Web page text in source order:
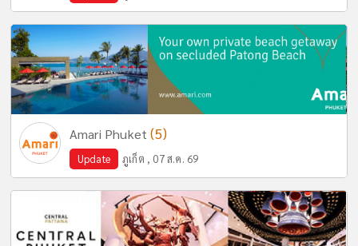
Amari Phuket(5)
Update ภูเก็ต , 07 ส.ค. 69